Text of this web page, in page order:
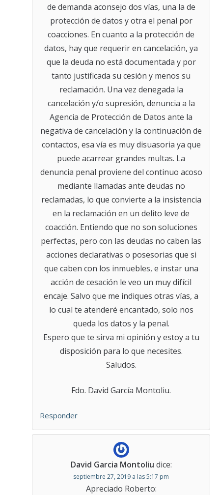
de demanda aconsejo dos vías, una la de
protección de datos y otra el penal por
coacciones. En cuanto a la protección de
datos, hay que requerir en cancelación, ya
que la deuda no está documentada y por
tanto justificada su cesión y menos su
reclamación. Una vez denegada la
cancelación y/o supresión, denuncia a la
Agencia de Protección de Datos ante la
negativa de cancelación y la continuación de
contactos, esa vía es muy disuasoria ya que
puede acarrear grandes multas. La
denuncia penal proviene del continuo acoso
mediante llamadas ante deudas no
reclamadas, lo que convierte a la insistencia
en la reclamación en un delito leve de
coacción. Entiendo que no son soluciones
perfectas, pero con las deudas no caben las
acciones declarativas o posesorias que si
que caben con los inmuebles, e instar una
acción de cesación le veo un muy difícil
encaje. Salvo que me indiques otras vías, a
lo cual te atenderé encantado, solo nos
queda los datos y la penal.
Espero que te sirva mi opinión y estoy a tu
disposición para lo que necesites.
Saludos.
Fdo. David García Montoliu.
Responder
David Garcia Montoliu dice:
septiembre 27, 2019 a las 5:17 pm
Apreciado Roberto: